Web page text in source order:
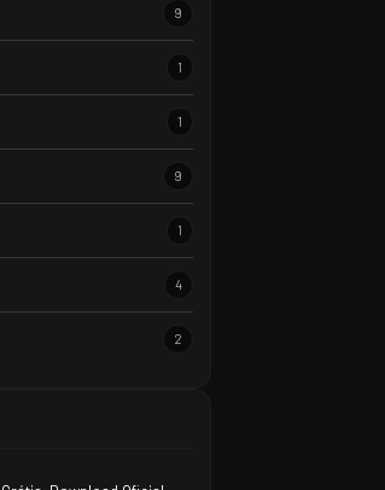
9
1
1
9
1
4
2